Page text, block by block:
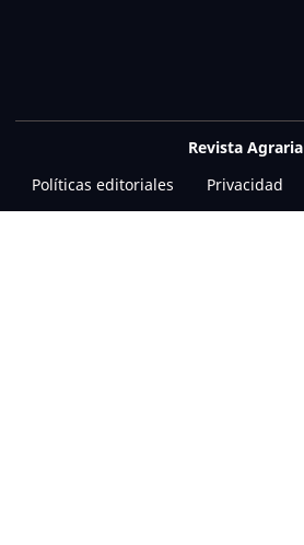
Revista Agraria
Políticas editoriales
Privacidad